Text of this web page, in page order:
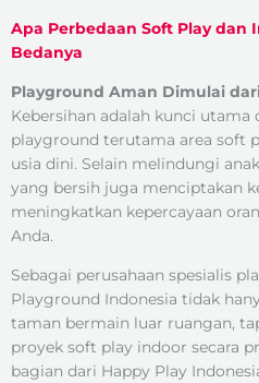
Apa Perbedaan Soft Play dan
Bedanya
Playground Aman Dimulai
Kebersihan adalah kunci utama
playground terutama area soft
usia dini. Selain melindungi
yang bersih juga menciptakan
meningkatkan kepercayaan
Anda.
Sebagai perusahaan spesialis
Playground Indonesia tidak
taman bermain luar ruangan,
proyek soft play indoor secara
bagian dari Happy Play